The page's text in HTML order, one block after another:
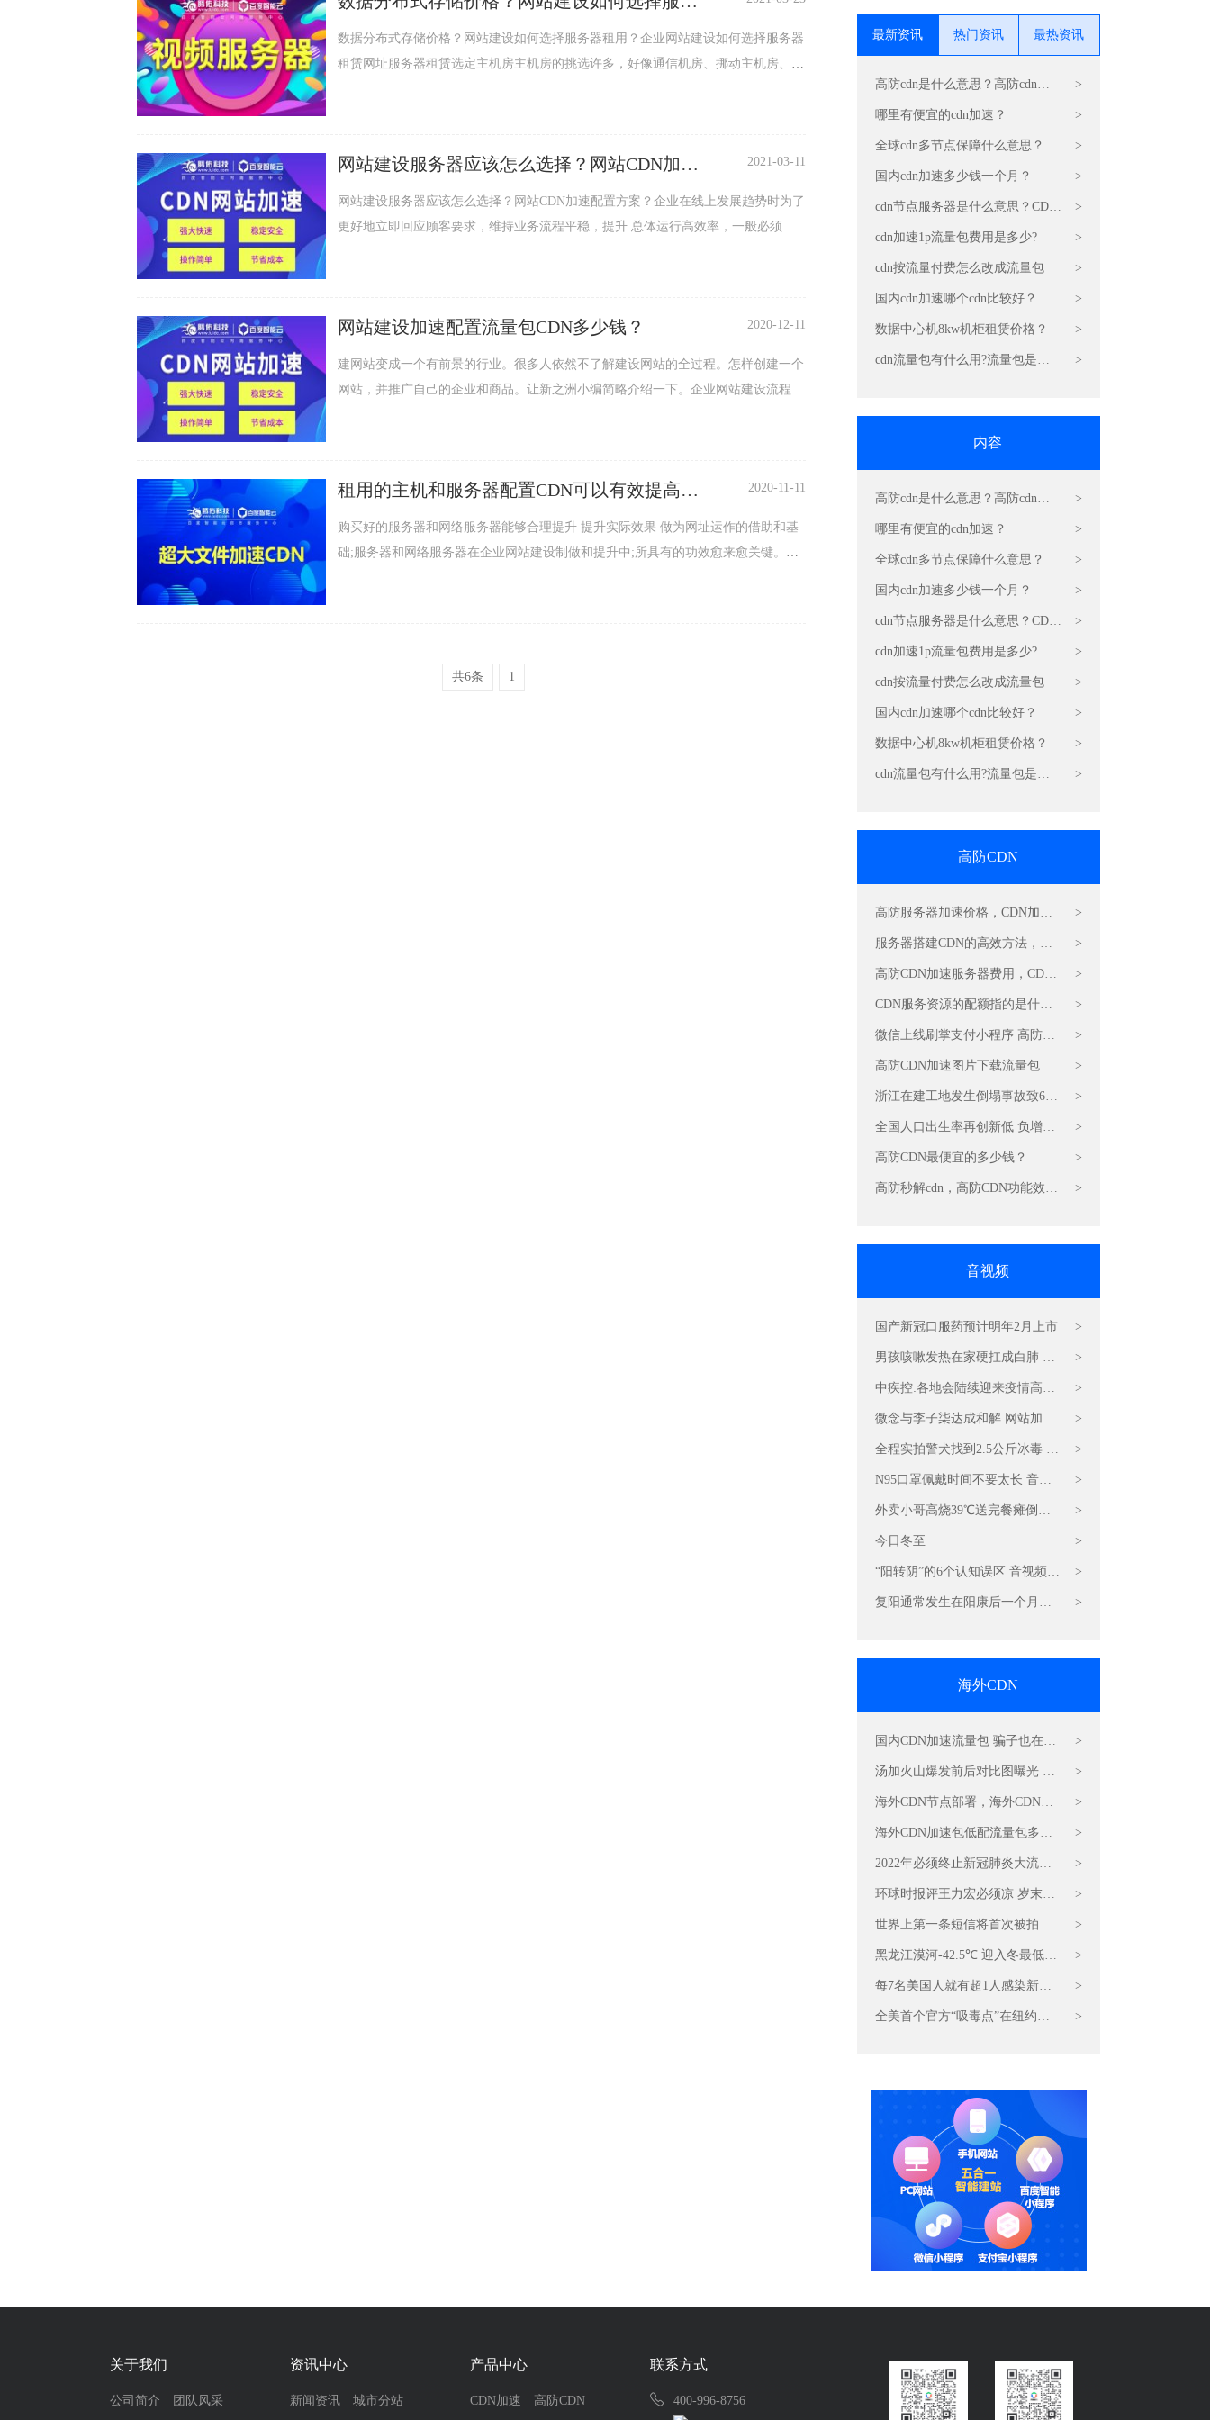
最新资讯 热门资讯 最热资讯
高防cdn是什么意思？高防cdn运
营原理是什么？
>
哪里有便宜的cdn加速？ >
全球cdn多节点保障什么意思？ >
国内cdn加速多少钱一个月？ >
cdn节点服务器是什么意思？CDN
的原理和作用
>
cdn加速1p流量包费用是多少? >
cdn按流量付费怎么改成流量包 >
国内cdn加速哪个cdn比较好？ >
数据中心机8kw机柜租赁价格？ >
cdn流量包有什么用?流量包是干
>
内容
高防cdn是什么意思？高防cdn运
营原理是什么？
>
哪里有便宜的cdn加速？ >
全球cdn多节点保障什么意思？ >
国内cdn加速多少钱一个月？ >
cdn节点服务器是什么意思？CDN
的原理和作用
>
cdn加速1p流量包费用是多少? >
cdn按流量付费怎么改成流量包 >
国内cdn加速哪个cdn比较好？ >
数据中心机8kw机柜租赁价格？ >
cdn流量包有什么用?流量包是干
>
高防CDN
高防服务器加速价格，CDN加速
服务器
>
服务器搭建CDN的高效方法，
CDN加速
>
高防CDN加速服务器费用，CDN
>
CDN服务资源的配额指的是什
么？
>
微信上线刷掌支付小程序 高防加
速CDN价格
>
高防CDN加速图片下载流量包 >
浙江在建工地发生倒塌事故致6死
6伤 CDN加速流量包双十一折扣
>
全国人口出生率再创新低 负增长
可能提前 高防CDN加速流量包怎
>
高防CDN最便宜的多少钱？ >
高防秒解cdn，高防CDN功能效果
>
音视频
国产新冠口服药预计明年2月上市 >
男孩咳嗽发热在家硬扛成白肺 视
频加速CDN流量包费用
>
中疾控:各地会陆续迎来疫情高峰
游戏视频加速CDN价格
>
微念与李子柒达成和解 网站加速
CDN音视频服务器
>
全程实拍警犬找到2.5公斤冰毒 游
戏CDN加速节点
>
N95口罩佩戴时间不要太长 音视
频直播加速CDN费用
>
外卖小哥高烧39℃送完餐瘫倒在
地 音视频加速CDN流量包费用
>
今日冬至 >
“阳转阴”的6个认知误区 音视频加
速CDN费用
>
复阳通常发生在阳康后一个月内
>
海外CDN
国内CDN加速流量包 骗子也在蹭
冬奥会热点
>
汤加火山爆发前后对比图曝光 图
片加速CDN节点
>
海外CDN节点部署，海外CDN加
速包怎么收费
>
海外CDN加速包低配流量包多少
钱 印度男子偷税家藏近30亿现金
>
2022年必须终止新冠肺炎大流行
电商网站CDN加速包优惠特价
>
环球时报评王力宏必须凉 岁末
CDN流量加速包必须买
>
世界上第一条短信将首次被拍卖
百度CDN流量包低价抢购
>
黑龙江漠河-42.5℃ 迎入冬最低温
岁末CDN感恩特惠最低价
>
每7名美国人就有超1人感染新冠
海外CDN加速节点部署
>
全美首个官方“吸毒点”在纽约市
>
数据分布式存储价格？网站建设如何选择服务器租用？企业网站建设如何选择服务器
租赁网址服务器租赁选定主机房主机房的挑选许多，好像通信机房、挪动主机房、中
网站建设服务器应该怎么选择？网站CDN加速
2021-03-11
网站建设服务器应该怎么选择？网站CDN加速配置方案？企业在线上发展趋势时为了
更好地立即回应顾客要求，维持业务流程平稳，提升 总体运行高效率，一般必须借
网站建设加速配置流量包CDN多少钱？ 2020-12-11
建网站变成一个有前景的行业。很多人依然不了解建设网站的全过程。怎样创建一个
网站，并推广自己的企业和商品。让新之洲小编简略介绍一下。企业网站建设流程全
租用的主机和服务器配置CDN可以有效提高优
2020-11-11
购买好的服务器和网络服务器能够合理提升 提升实际效果 做为网址运作的借助和基
础;服务器和网络服务器在企业网站建设制做和提升中;所具有的功效愈来愈关键。从
共6条 1
关于我们
公司简介 团队风采
资讯中心
新闻资讯 城市分站
产品中心
CDN加速 高防CDN
联系方式
400-996-8756